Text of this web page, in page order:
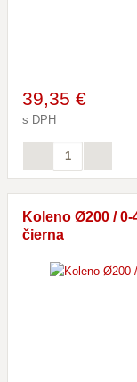
39,35 €
s DPH
Koleno Ø200 /
čierna